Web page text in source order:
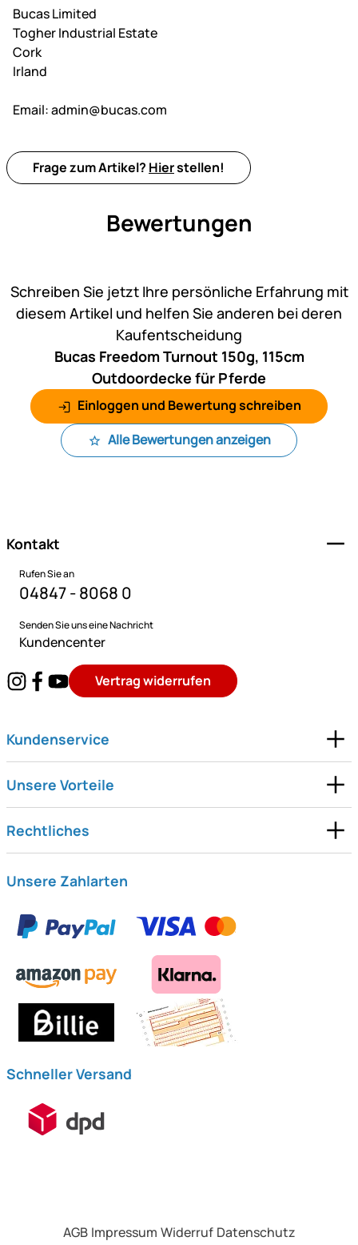
Bucas Limited
Togher Industrial Estate
Cork
Irland
Email:admin@bucas.com
Frage zum Artikel? Hierstellen!
Bewertungen
Schreiben Sie jetzt Ihre persönliche Erfahrung mit
diesem Artikel und helfen Sie anderen bei deren
Kaufentscheidung
Bucas Freedom Turnout 150g, 115cm
Outdoordecke für Pferde
Einloggen und Bewertung schreiben
Alle Bewertungen anzeigen
Kontakt
Rufen Sie an
04847 - 8068 0
Senden Sie uns eine Nachricht
Kundencenter
Vertrag widerrufen
Kundenservice
Unsere Vorteile
Rechtliches
Unsere Zahlarten
Schneller Versand
AGB Impressum Widerruf Datenschutz